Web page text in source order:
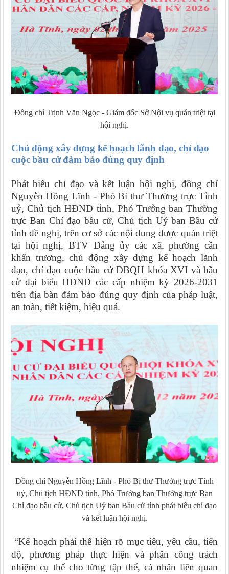
Đồng chí Trịnh Văn Ngọc - Giám đốc Sở Nội vụ quán triệt tại
hội nghị.
Chủ động xây dựng kế hoạch lãnh đạo, chỉ đạo
cuộc bầu cử đảm bảo đúng quy định
Phát biểu chỉ đạo và kết luận hội nghị, đồng chí
Nguyễn Hồng Lĩnh - Phó Bí thư Thường trực Tỉnh
uỷ, Chủ tịch HĐND tỉnh, Phó Trưởng ban Thường
trực Ban Chỉ đạo bầu cử, Chủ tịch Uỷ ban Bầu cử
tỉnh đề nghị, trên cơ sở các nội dung được quán triệt
tại hội nghị, BTV Đảng ủy các xã, phường cần
khẩn trương, chủ động xây dựng kế hoạch lãnh
đạo, chỉ đạo cuộc bầu cử ĐBQH khóa XVI và bầu
cử đại biểu HĐND các cấp nhiệm kỳ 2026-2031
trên địa bàn đảm bảo đúng quy định của pháp luật,
an toàn, tiết kiệm, hiệu quả.
Đồng chí Nguyễn Hồng Lĩnh - Phó Bí thư Thường trực Tỉnh
uỷ, Chủ tịch HĐND tỉnh, Phó Trưởng ban Thường trực Ban
Chỉ đạo bầu cử, Chủ tịch Uỷ ban Bầu cử tỉnh phát biểu chỉ đạo
và kết luận hội nghị.
“Kế hoạch phải thể hiện rõ mục tiêu, yêu cầu, tiến
độ, phương pháp thực hiện và phân công trách
nhiệm cụ thể cho từng tập thể, cá nhân liên quan